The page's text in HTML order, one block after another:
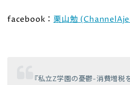
facebook：栗山勉
『私立Z学園の憂鬱-消費増税